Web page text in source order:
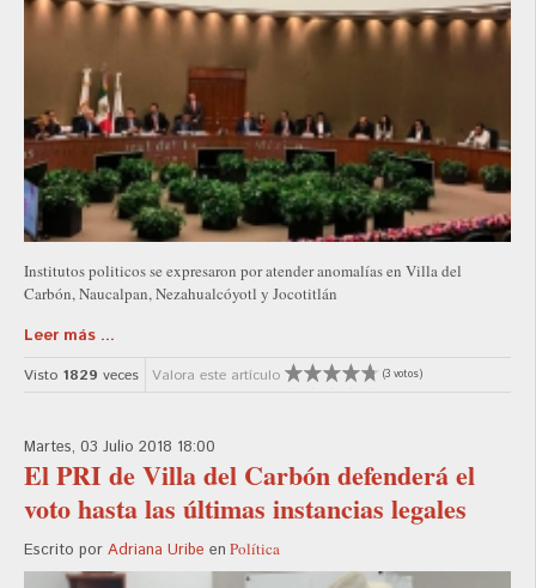
Institutos politicos se expresaron por atender anomalías en Villa del
Carbón, Naucalpan, Nezahualcóyotl y Jocotitlán
Leer más ...
Visto 1829 veces Valora este artículo (3 votos)
Martes, 03 Julio 2018 18:00
El PRI de Villa del Carbón defenderá el
voto hasta las últimas instancias legales
Escrito por Adriana Uribe en Política